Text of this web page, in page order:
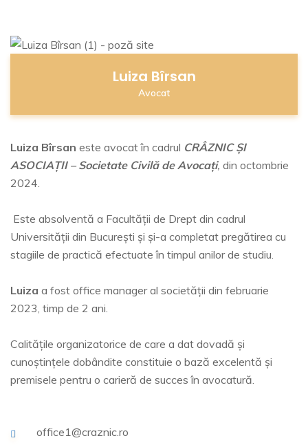
Luiza Bîrsan
Avocat
Luiza Bîrsan este avocat în cadrul CRÂZNIC ȘI
ASOCIAȚII – Societate Civilă de Avocați, din octombrie
2024.
Este absolventă a Facultății de Drept din cadrul
Universității din București și și-a completat pregătirea cu
stagiile de practică efectuate în timpul anilor de studiu.
Luiza a fost office manager al societății din februarie
2023, timp de 2 ani.
Calitățile organizatorice de care a dat dovadă și
cunoștințele dobândite constituie o bază excelentă și
premisele pentru o carieră de succes în avocatură.
office1@craznic.ro